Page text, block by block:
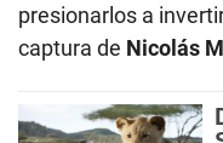
presionarlos a
captura de Nicolás